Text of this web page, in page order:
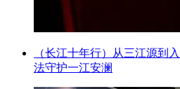
（长江十年行）从三江源到
法守护一江安澜